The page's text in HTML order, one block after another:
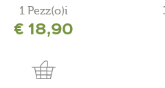
1 Pezz(o)i
€ 18,90